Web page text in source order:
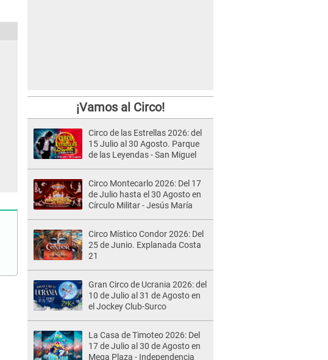
¡Vamos al Circo!
Circo de las Estrellas 2026: del
15 Julio al 30 Agosto. Parque
de las Leyendas - San Miguel
Circo Montecarlo 2026: Del 17
de Julio hasta el 30 Agosto en
Círculo Militar - Jesús María
Circo Místico Condor 2026: Del
25 de Junio. Explanada Costa
21
Gran Circo de Ucrania 2026: del
10 de Julio al 31 de Agosto en
el Jockey Club-Surco
La Casa de Timoteo 2026: Del
17 de Julio al 30 de Agosto en
Mega Plaza - Independencia